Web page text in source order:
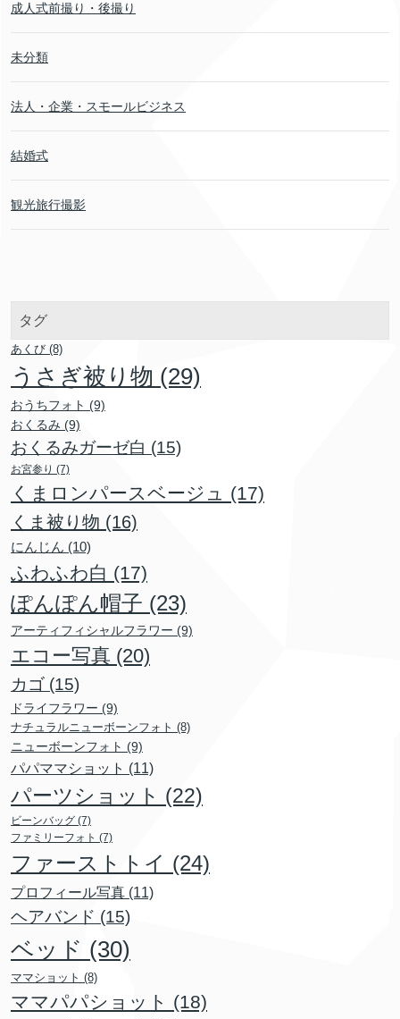
成人式前撮り・後撮り
未分類
法人・企業・スモールビジネス
結婚式
観光旅行撮影
タグ
あくび (8)
うさぎ被り物 (29)
おうちフォト (9)
おくるみ (9)
おくるみガーゼ白 (15)
お宮参り (7)
くまロンパースベージュ (17)
くま被り物 (16)
にんじん (10)
ふわふわ白 (17)
ぽんぽん帽子 (23)
アーティフィシャルフラワー (9)
エコー写真 (20)
カゴ (15)
ドライフラワー (9)
ナチュラルニューボーンフォト (8)
ニューボーンフォト (9)
パパママショット (11)
パーツショット (22)
ビーンバッグ (7)
ファミリーフォト (7)
ファーストトイ (24)
プロフィール写真 (11)
ヘアバンド (15)
ベッド (30)
ママショット (8)
ママパパショット (18)